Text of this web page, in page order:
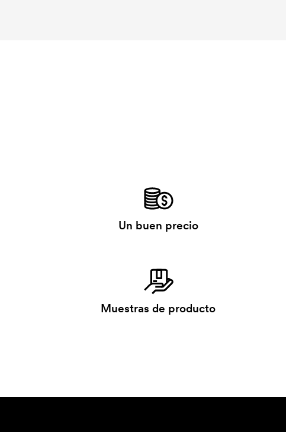
Un buen precio
Muestras de producto